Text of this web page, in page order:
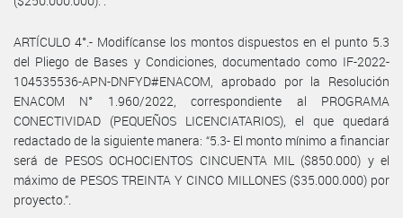
ARTÍCULO 4°.- Modifícanse los montos dispuestos en el punto 5.3
del Pliego de Bases y Condiciones, documentado como IF-2022-
104535536-APN-DNFYD#ENACOM, aprobado por la Resolución
ENACOM N° 1.960/2022, correspondiente al PROGRAMA
CONECTIVIDAD (PEQUEÑOS LICENCIATARIOS), el que quedará
redactado de la siguiente manera: “5.3- El monto mínimo a financiar
será de PESOS OCHOCIENTOS CINCUENTA MIL ($850.000) y el
máximo de PESOS TREINTA Y CINCO MILLONES ($35.000.000) por
proyecto.”.